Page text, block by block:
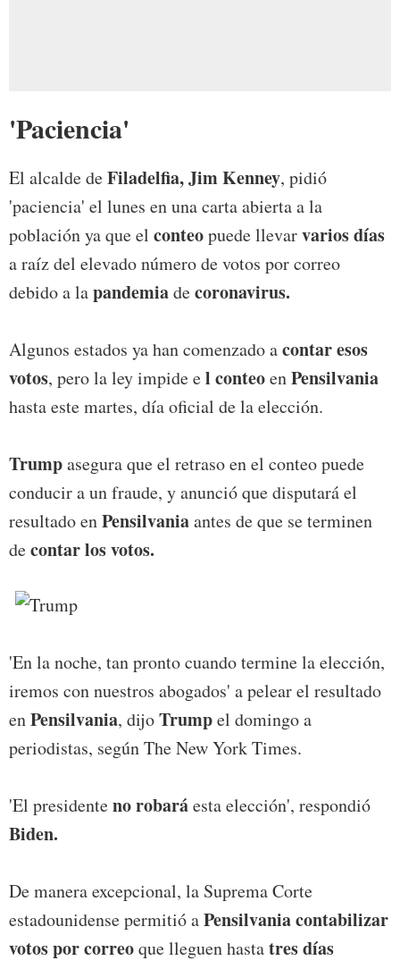
'Paciencia'
El alcalde deFiladelfia, Jim Kenney, pidió
'paciencia' el lunes en una carta abierta a la
población ya que el conteopuede llevarvarios días
a raíz del elevado número de votos por correo
debido a lapandemiadecoronavirus.
Algunos estados ya han comenzado acontar esos
votos, pero la ley impide el conteoenPensilvania
hasta este martes, día oficial de la elección.
Trumpasegura que el retraso en el conteo puede
conducir a un fraude, y anunció que disputará el
resultado enPensilvaniaantes de que se terminen
decontar los votos.
'En la noche, tan pronto cuando termine la elección,
iremos con nuestros abogados' a pelear el resultado
enPensilvania, dijoTrumpel domingo a
periodistas, según The New York Times.
'El presidenteno robaráesta elección', respondió
Biden.
De manera excepcional, la Suprema Corte
estadounidense permitió aPensilvaniacontabilizar
votos por correoque lleguen hastatres días